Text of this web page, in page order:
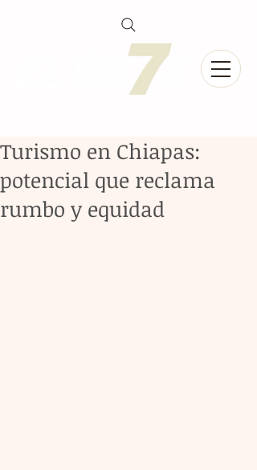
Turismo en Chiapas:
potencial que reclama
rumbo y equidad